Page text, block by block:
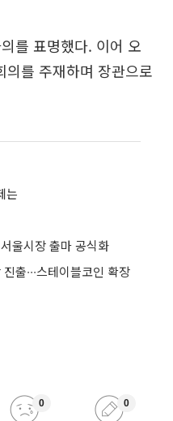
를 표명했다. 이어 오
의를 주재하며 장관으로
는
울시장 출마 공식화
출∙∙∙스테이블코인 확장
0 0